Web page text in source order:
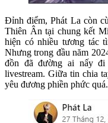
Đỉnh điểm, Phát La còn
Thiên Ân tại chung kết
hiện có nhiều tương tác
Nhưng trong đầu năm
đồn đã đường ai nấy
livestream. Giữa tin chia
yêu đương phiền phức